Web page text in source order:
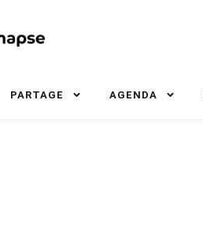
PARTAGE AGENDA